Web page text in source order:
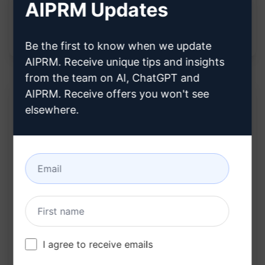
Auxilia na tomada de decisões informadas,
fornecendo insights valiosos de maneira
Descrição:
Experimente no Cla
ude
Experimente no Cha
tGPT
Estatísticas do prompt
185 0 115
AIPRM Updates
Be the first to know when we update
AIPRM. Receive unique tips and insights
from the team on AI, ChatGPT and
AIPRM. Receive offers you won't see
elsewhere.
I agree to receive emails